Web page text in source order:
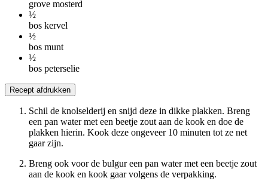
grove mosterd
½
bos kervel
½
bos munt
½
bos peterselie
Recept afdrukken
Schil de knolselderij en snijd deze in dikke plakken. Breng
een pan water met een beetje zout aan de kook en doe de
plakken hierin. Kook deze ongeveer 10 minuten tot ze net
gaar zijn.
Breng ook voor de bulgur een pan water met een beetje zout
aan de kook en kook gaar volgens de verpakking.